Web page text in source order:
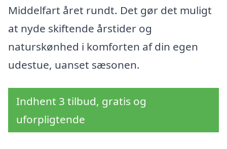
Middelfart året rundt. Det gør det muligt
at nyde skiftende årstider og
naturskønhed i komforten af din egen
udestue, uanset sæsonen.
Indhent 3 tilbud, gratis og
uforpligtende